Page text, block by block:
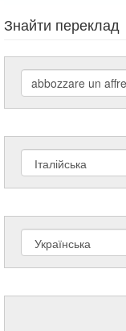
Знайти переклад